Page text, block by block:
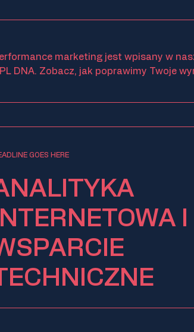
marketing jest wpisany w
DNA. Zobacz, jak poprawimy Twoje
GOES HERE
INTERNETOWA I